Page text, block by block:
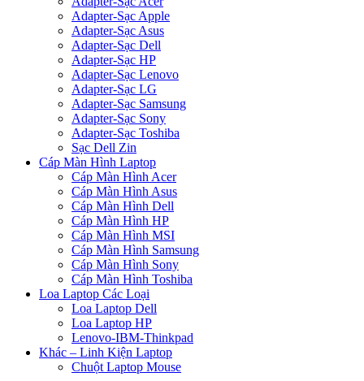
Adapter-Sạc Apple
Adapter-Sạc Asus
Adapter-Sạc Dell
Adapter-Sạc HP
Adapter-Sạc Lenovo
Adapter-Sạc LG
Adapter-Sạc Samsung
Adapter-Sạc Sony
Adapter-Sạc Toshiba
Sạc Dell Zin
Cáp Màn Hình Laptop
Cáp Màn Hình Acer
Cáp Màn Hình Asus
Cáp Màn Hình Dell
Cáp Màn Hình HP
Cáp Màn Hình MSI
Cáp Màn Hình Samsung
Cáp Màn Hình Sony
Cáp Màn Hình Toshiba
Loa Laptop Các Loại
Loa Laptop Dell
Loa Laptop HP
Lenovo-IBM-Thinkpad
Khác – Linh Kiện Laptop
Chuột Laptop Mouse